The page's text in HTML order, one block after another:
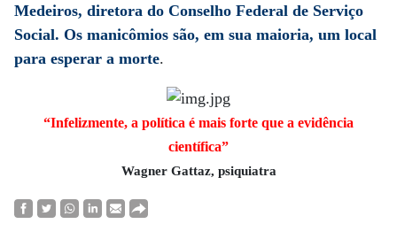
Medeiros, diretora do Conselho Federal de Serviço
Social. Os manicômios são, em sua maioria, um local
para esperar a morte.
“Infelizmente, a política é mais forte que a evidência
científica”
Wagner Gattaz, psiquiatra